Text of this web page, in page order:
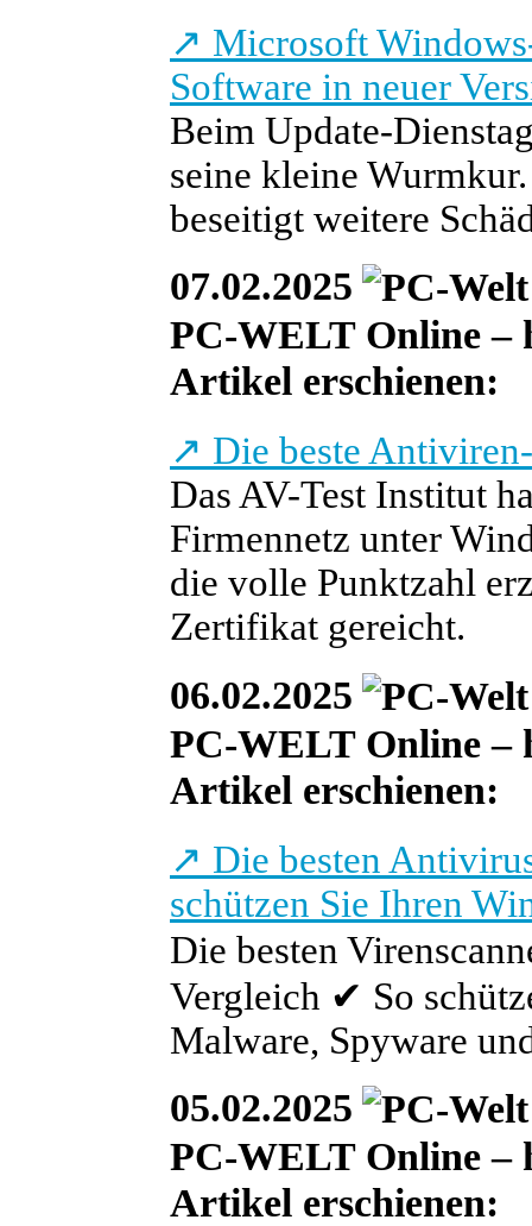
↗ Microsoft
Software in neuer
Beim Update-
seine kleine
beseitigt weitere
07.02.2025
PC-WELT Online –
Artikel erschienen:
↗ Die beste
Das AV-Test Institut
Firmennetz unter
die volle Punktzahl
Zertifikat gereicht.
06.02.2025
PC-WELT Online –
Artikel erschienen:
↗ Die besten
schützen Sie Ihren
Die besten
Vergleich ✔ So
Malware, Spyware
05.02.2025
PC-WELT Online –
Artikel erschienen: